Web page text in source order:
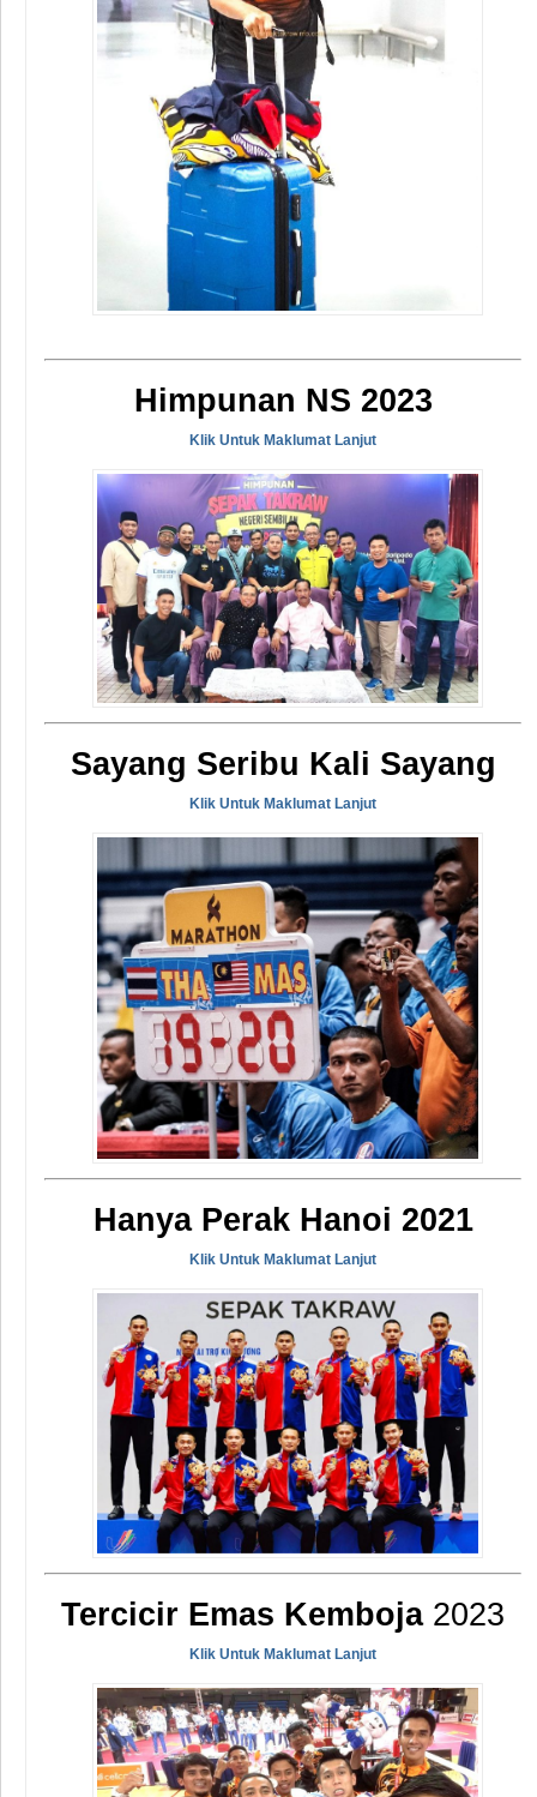
Himpunan NS 2023
Klik Untuk Maklumat Lanjut
Sayang Seribu Kali Sayang
Klik Untuk Maklumat Lanjut
Hanya Perak Hanoi 2021
Klik Untuk MaklumatLanjut
Tercicir Emas Kemboja2023
Klik Untuk Maklumat Lanjut